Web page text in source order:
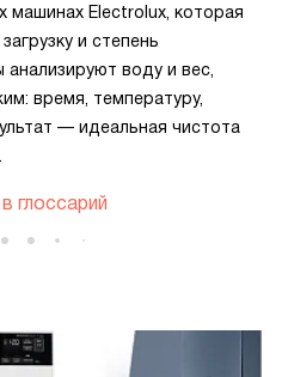
машинах Electrolux, которая
и степень
анализируют воду и вес,
время, температуру,
— идеальная чистота
глоссарий